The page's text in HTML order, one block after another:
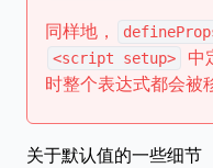
同样地，
<script setup> 中
时整个表达式都会被
关于默认值的一些细节